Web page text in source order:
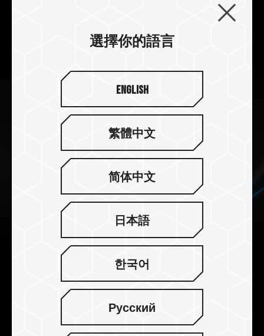
框架四面採用特殊阻尼設計，減少震動與異音產
強化風扇框架，有效減少擾流，有效提升散熱品
油封軸承馬達 PWM 智慧控制
支援 PWM（Pulse Width Modulation）智慧控
可依溫度精準調整風扇轉速而達到最佳散熱效果，
選擇你的語言
English
繁體中文
简体中文
日本語
한국어
Русский